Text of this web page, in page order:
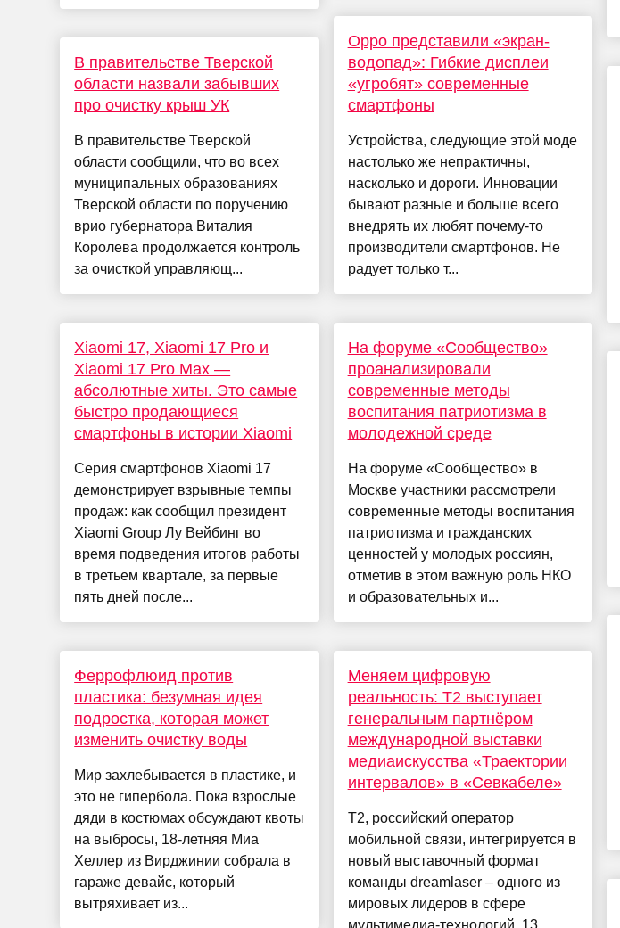
В правительстве Тверской
области назвали забывших
про очистку крыш УК
В правительстве Тверской
области сообщили, что во всех
муниципальных образованиях
Тверской области по поручению
врио губернатора Виталия
Королева продолжается контроль
за очисткой управляющ...
Xiaomi 17, Xiaomi 17 Pro и
Xiaomi 17 Pro Max —
абсолютные хиты. Это самые
быстро продающиеся
смартфоны в истории Xiaomi
Серия смартфонов Xiaomi 17
демонстрирует взрывные темпы
продаж: как сообщил президент
Xiaomi Group Лу Вейбинг во
время подведения итогов работы
в третьем квартале, за первые
пять дней после...
Феррофлюид против
пластика: безумная идея
подростка, которая может
изменить очистку воды
Мир захлебывается в пластике, и
это не гипербола. Пока взрослые
дяди в костюмах обсуждают квоты
на выбросы, 18-летняя Миа
Хеллер из Вирджинии собрала в
гараже девайс, который
вытряхивает из...
Oppo представили «экран-
водопад»: Гибкие дисплеи
«угробят» современные
смартфоны
Устройства, следующие этой моде
настолько же непрактичны,
насколько и дороги. Инновации
бывают разные и больше всего
внедрять их любят почему-то
производители смартфонов. Не
радует только т...
На форуме «Сообщество»
проанализировали
современные методы
воспитания патриотизма в
молодежной среде
На форуме «Сообщество» в
Москве участники рассмотрели
современные методы воспитания
патриотизма и гражданских
ценностей у молодых россиян,
отметив в этом важную роль НКО
и образовательных и...
Меняем цифровую
реальность: T2 выступает
генеральным партнёром
международной выставки
медиаискусства «Траектории
интервалов» в «Севкабеле»
T2, российский оператор
мобильной связи, интегрируется в
новый выставочный формат
команды dreamlaser – одного из
мировых лидеров в сфере